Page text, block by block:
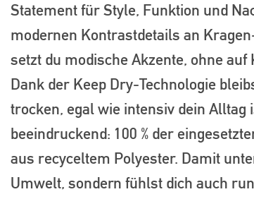
Statement für Style, Funktion und
modernen Kontrastdetails an
setzt du modische Akzente, ohne
Dank der Keep Dry-Technologie
trocken, egal wie intensiv dein Alltag
beeindruckend: 100 % der
aus recyceltem Polyester. Damit
Umwelt, sondern fühlst dich auch